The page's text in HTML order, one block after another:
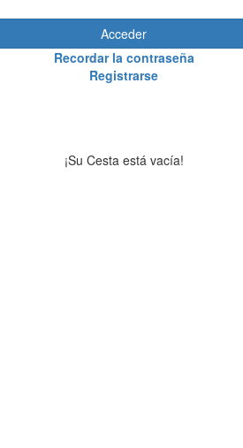
Acceder
Recordar la contraseña
Registrarse
¡Su Cesta está vacía!